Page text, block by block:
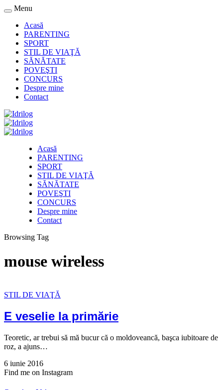
Menu
Acasă
PARENTING
SPORT
STIL DE VIAŢĂ
SĂNĂTATE
POVEŞTI
CONCURS
Despre mine
Contact
Acasă
PARENTING
SPORT
STIL DE VIAŢĂ
SĂNĂTATE
POVEŞTI
CONCURS
Despre mine
Contact
Browsing Tag
mouse wireless
STIL DE VIAŢĂ
E veselie la primărie
Teoretic, ar trebui să mă bucur că o moldoveancă, başca iubitoare de
roz, a ajuns…
6 iunie 2016
Find me on Instagram